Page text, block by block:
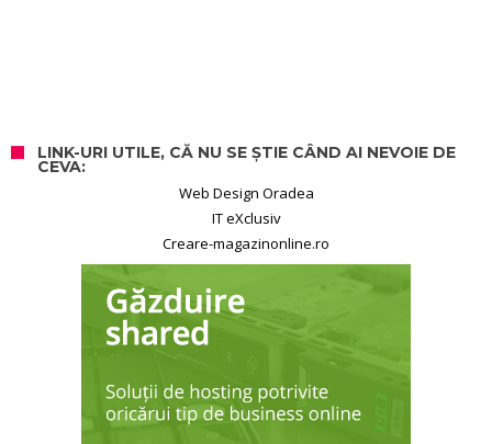
LINK-URI UTILE, CĂ NU SE ȘTIE CÂND AI NEVOIE DE
CEVA:
Web Design Oradea
IT eXclusiv
Creare-magazinonline.ro